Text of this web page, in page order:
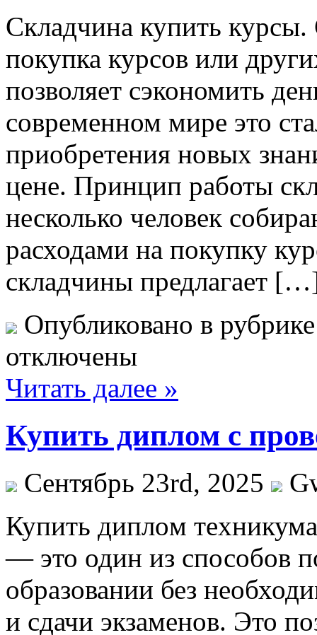
Склaдчинa купить
покупка курсов или
позволяет сэкономить
современном мире это
приобретения новых
цене. Принцип работы
несколько человек
расходами на покупку
складчины предлагает
Опубликовано в
отключены
Читать далее »
Купить диплом с
Сентябрь 23rd, 2025
Купить диплoм
— это один из способов
образовании без
и сдачи экзаменов. Это